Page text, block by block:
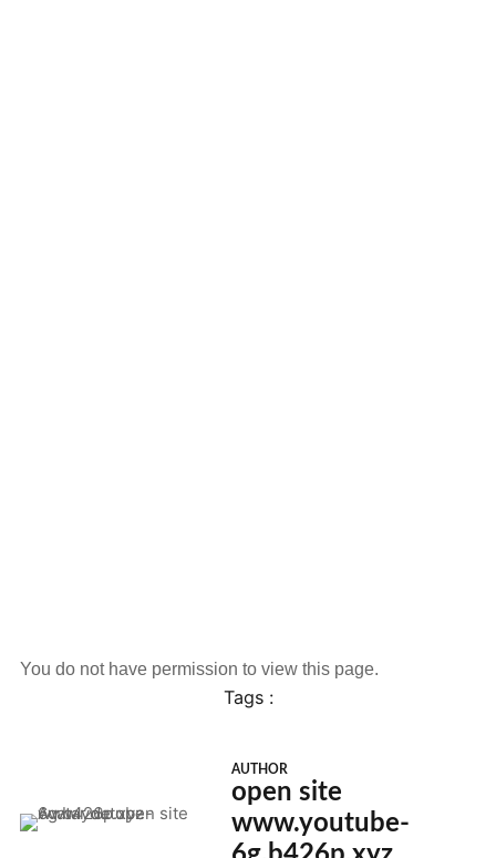
You do not have permission to view this page.
Tags :
AUTHOR
open site
www.youtube-